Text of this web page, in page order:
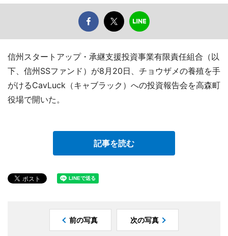
信州スタートアップ・承継支援投資事業有限責任組合（以
下、信州SSファンド）が8月20日、チョウザメの養殖を手
がけるCavLuck（キャブラック）への投資報告会を高森町
役場で開いた。
記事を読む
前の写真 次の写真